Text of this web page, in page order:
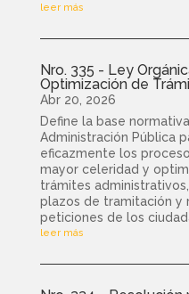
leer más
Nro. 335 - Ley
Optimización de
Abr 20, 2026
Define la base
Administración Pública
eficazmente los
mayor celeridad y
trámites
plazos de tramitación y
peticiones de los
leer más